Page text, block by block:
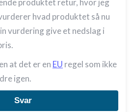
produktet retur, hvor jeg
hvad produktet så nu
vurdering give et nedslag i
at det er en EU regel som ikke
igen.
Svar